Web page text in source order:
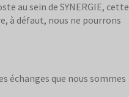
au sein de SYNERGIE, cette
à défaut, nous ne pourrons
échanges que nous sommes